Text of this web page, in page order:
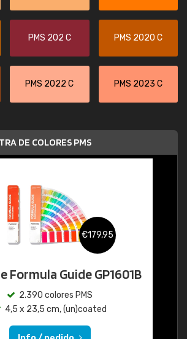
PMS 202 C PMS 2020 C
PMS 2022 C PMS 2023 C
DE COLORES PMS
€179,95
Formula Guide GP1601B
2.390 colores PMS
4,5 x 23,5 cm, (un)coated